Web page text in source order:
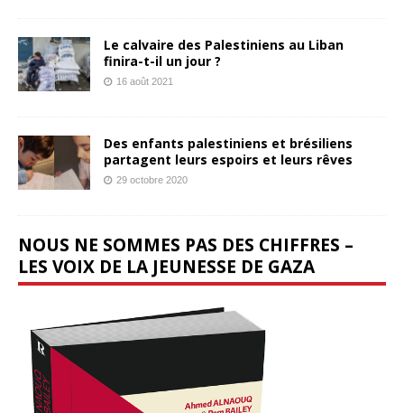
Le calvaire des Palestiniens au Liban
finira-t-il un jour ?
16 août 2021
Des enfants palestiniens et brésiliens
partagent leurs espoirs et leurs rêves
29 octobre 2020
NOUS NE SOMMES PAS DES CHIFFRES –
LES VOIX DE LA JEUNESSE DE GAZA